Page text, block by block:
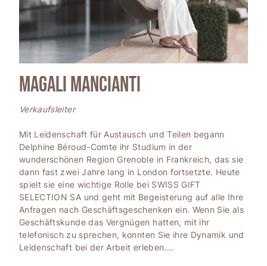
Magali Mancianti
Verkaufsleiter
Mit Leidenschaft für Austausch und Teilen begann
Delphine Béroud-Comte ihr Studium in der
wunderschönen Region Grenoble in Frankreich, das sie
dann fast zwei Jahre lang in London fortsetzte. Heute
spielt sie eine wichtige Rolle bei SWISS GIFT
SELECTION SA und geht mit Begeisterung auf alle Ihre
Anfragen nach Geschäftsgeschenken ein. Wenn Sie als
Geschäftskunde das Vergnügen hatten, mit ihr
telefonisch zu sprechen, konnten Sie ihre Dynamik und
Leidenschaft bei der Arbeit erleben....